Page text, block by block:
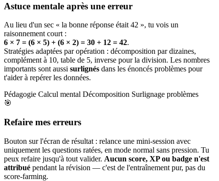
Astuce mentale après une erreur
Au lieu d'un sec « la bonne réponse était 42 », tu vois un
raisonnement court :
6 × 7 = (6 × 5) + (6 × 2) = 30 + 12 = 42.
Stratégies adaptées par opération : décomposition par dizaines,
complément à 10, table de 5, inverse pour la division. Les nombres
importants sont aussi surlignés dans les énoncés problèmes pour
t'aider à repérer les données.
Pédagogie Calcul mental Décomposition Surlignage problèmes
🎯
Refaire mes erreurs
Bouton sur l'écran de résultat : relance une mini-session avec
uniquement les questions ratées, en mode normal sans pression. Tu
peux refaire jusqu'à tout valider. Aucun score, XP ou badge n'est
attribué pendant la révision — c'est de l'entraînement pur, pas du
score-farming.